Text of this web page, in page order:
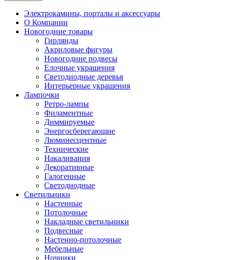
Электрокамины, порталы и аксессуары
О Компании
Новогодние товары
Гирлянды
Акриловые фигуры
Новогодние подвесы
Елочные украшения
Светодиодные деревья
Интерьерные украшения
Лампочки
Ретро-лампы
Филаментные
Диммируемые
Энергосберегающие
Люминесцентные
Технические
Накаливания
Декоративные
Галогенные
Светодиодные
Светильники
Настенные
Потолочные
Накладные светильники
Подвесные
Настенно-потолочные
Мебельные
Ночники